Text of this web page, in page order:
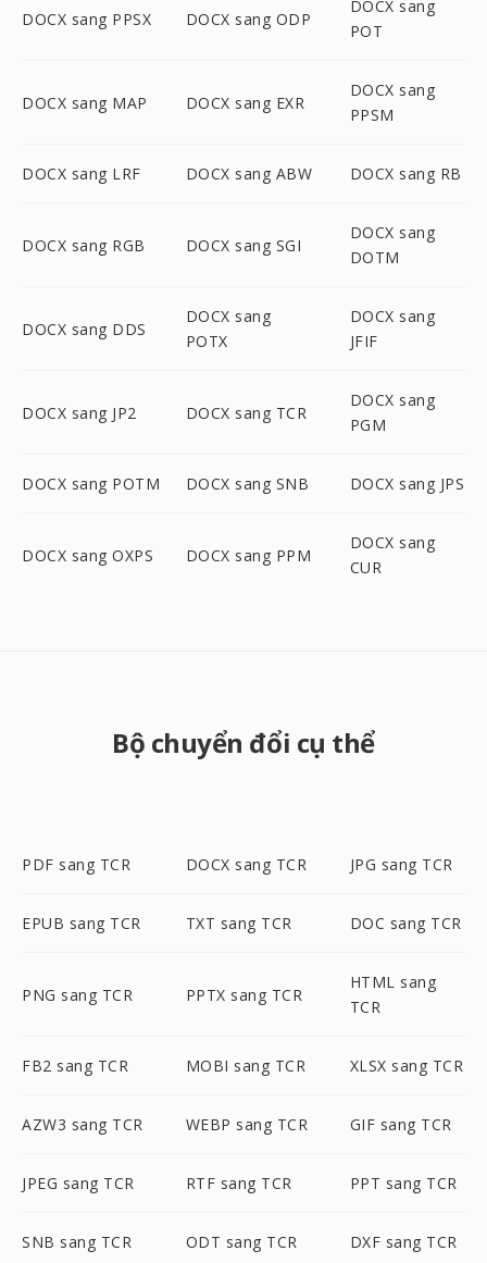
DOCX sang PPSX DOCX sang ODP
DOCX sang
POT
DOCX sang MAP DOCX sang EXR
DOCX sang
PPSM
DOCX sang LRF DOCX sang ABW DOCX sang RB
DOCX sang RGB DOCX sang SGI
DOCX sang
DOTM
DOCX sang DDS
DOCX sang
POTX
DOCX sang
JFIF
DOCX sang JP2 DOCX sang TCR
DOCX sang
PGM
DOCX sang POTM DOCX sang SNB DOCX sang JPS
DOCX sang OXPS DOCX sang PPM
DOCX sang
CUR
Bộ chuyển đổi cụ thể
PDF sang TCR DOCX sang TCR JPG sang TCR
EPUB sang TCR TXT sang TCR DOC sang TCR
PNG sang TCR PPTX sang TCR
HTML sang
TCR
FB2 sang TCR MOBI sang TCR XLSX sang TCR
AZW3 sang TCR WEBP sang TCR GIF sang TCR
JPEG sang TCR RTF sang TCR PPT sang TCR
SNB sang TCR ODT sang TCR DXF sang TCR